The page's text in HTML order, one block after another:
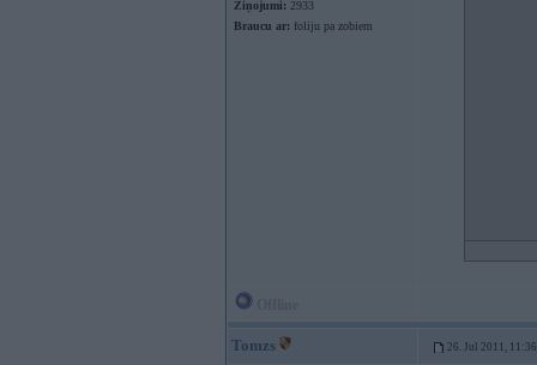
Ziņojumi: 2933
Braucu ar: foliju pa zobiem
Tomzs 26. Jul 2011, 11:36